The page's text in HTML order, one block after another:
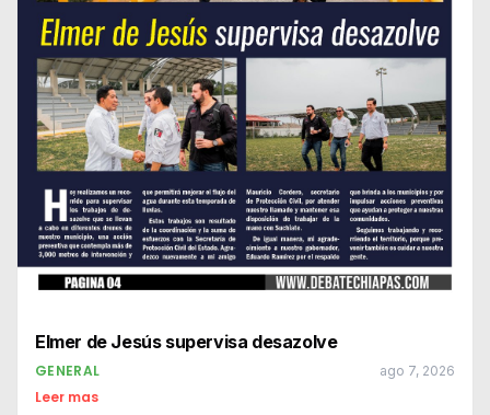
Elmer de Jesús supervisa desazolve
GENERAL ago 7, 2026
Leer mas